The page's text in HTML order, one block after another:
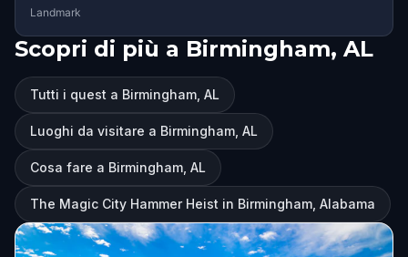
Landmark
Scopri di più a Birmingham, AL
Tutti i quest a Birmingham, AL
Luoghi da visitare a Birmingham, AL
Cosa fare a Birmingham, AL
The Magic City Hammer Heist in Birmingham, Alabama